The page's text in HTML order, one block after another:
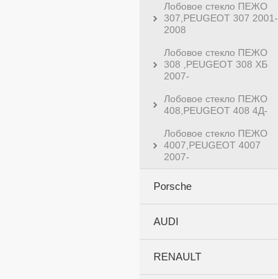
Лобовое стекло ПЕЖО
307,PEUGEOT 307 2001-
2008
Лобовое стекло ПЕЖО
308 ,PEUGEOT 308 ХБ
2007-
Лобовое стекло ПЕЖО
408,PEUGEOT 408 4Д-
Лобовое стекло ПЕЖО
4007,PEUGEOT 4007
2007-
Porsche
AUDI
RENAULT